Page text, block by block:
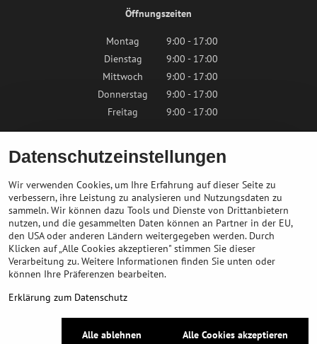
Öffnungszeiten
Montag
9:00 - 17:00
Dienstag
9:00 - 17:00
Mittwoch
9:00 - 17:00
Donnerstag
9:00 - 17:00
Freitag
9:00 - 17:00
Samstag
9:00 - 12:00
Sonntag
Geschlossen
Kontaktieren Sie uns
info@bikepeak.at
+436764858804
©
Urheberrecht
Datenschutzeinstellungen
Wir verwenden Cookies, um Ihre Erfahrung auf dieser Seite zu
verbessern, ihre Leistung zu analysieren und Nutzungsdaten zu
sammeln. Wir können dazu Tools und Dienste von Drittanbietern
nutzen, und die gesammelten Daten können an Partner in der EU,
den USA oder anderen Ländern weitergegeben werden. Durch
Klicken auf „Alle Cookies akzeptieren" stimmen Sie dieser
Verarbeitung zu. Weitere Informationen finden Sie unten oder
können Ihre Präferenzen bearbeiten.
Erklärung zum Datenschutz
Alle Cookies akzeptieren
Alle ablehnen